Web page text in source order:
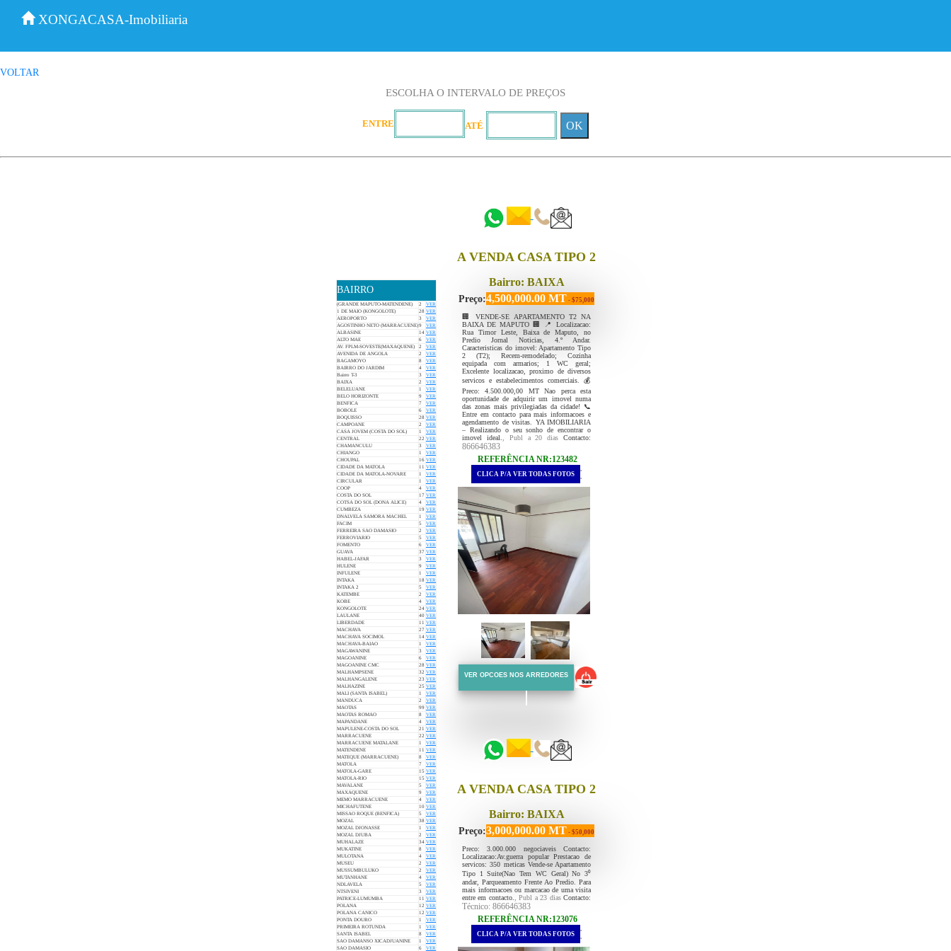
XONGACASA-Imobiliaria
VOLTAR
ESCOLHA O INTERVALO DE PREÇOS
ENTRE ATÉ OK
BAIRRO
(GRANDE MAPUTO-MATENDENE) 2
VER
1 DE MAIO (KONGOLOTE)
28 VER
AEROPORTO
3
VER
AGOSTINHO NETO (MARRACUENE)9
VER
ALBASINE
14 VER
ALTO MAE
6
VER
AV. FPLM-SOVESTE(MAXAQUENE)
2
VER
AVENIDA DE ANGOLA
2
VER
BAGAMOYO
8
VER
BAIRRO DO JARDIM
4
VER
Bairro T-3
3
VER
BAIXA
2
VER
BELELUANE
1
VER
BELO HORIZONTE
9
VER
BENFICA
7
VER
BOBOLE
6
VER
BOQUISSO
28 VER
CAMPOANE
2
VER
CASA JOVEM (COSTA DO SOL)
1
VER
CENTRAL
22 VER
CHAMANCULU
3
VER
CHIANGO
1
VER
CHOUPAL
16 VER
CIDADE DA MATOLA
11 VER
CIDADE DA MATOLA-NOVARE
1
VER
CIRCULAR
1
VER
COOP
4
VER
COSTA DO SOL
17 VER
COTSA DO SOL (DONA ALICE)
4
VER
CUMBEZA
19 VER
DNALVELA SAMORA MACHEL
1
VER
FACIM
5
VER
FERREIRA SAO DAMASIO
2
VER
FERROVIARIO
5
VER
FOMENTO
6
VER
GUAVA
37 VER
HABEL-JAFAR
3
VER
HULENE
9
VER
INFULENE
1
VER
INTAKA
18 VER
INTAKA 2
5
VER
KATEMBE
2
VER
KOBE
4
VER
KONGOLOTE
24 VER
LAULANE
40 VER
LIBERDADE
11 VER
MACHAVA
27 VER
MACHAVA SOCIMOL
14 VER
MACHAVA-BAIAO
1
VER
MAGAWANINE
3
VER
MAGOANINE
6
VER
MAGOANINE CMC
28 VER
MALHAMPSENE
32 VER
MALHANGALENE
23 VER
MALHAZINE
25 VER
MALI (SANTA ISABEL)
1
VER
MANDUCA
2
VER
MAOTAS
99 VER
MAOTAS ROMAO
8
VER
MAPANDANE
4
VER
MAPULENE-COSTA DO SOL
21 VER
MARRACUENE
22 VER
MARRACUENE MATALANE
1
VER
MATENDENE
11 VER
MATEQUE (MARRACUENE)
8
VER
MATOLA
7
VER
MATOLA-GARE
15 VER
MATOLA-RIO
15 VER
MAVALANE
5
VER
MAXAQUENE
9
VER
MEMO MARRACUENE
4
VER
MICHAFUTENE
10 VER
MISSAO ROQUE (BENFICA)
5
VER
MOZAL
38 VER
MOZAL DJONASSE
1
VER
MOZAL DJUBA
2
VER
MUHALAZE
34 VER
MUKATINE
8
VER
MULOTANA
4
VER
MUSEU
2
VER
MUSSUMBULUKO
2
VER
MUTANHANE
4
VER
NDLAVELA
5
VER
NTSIVENI
3
VER
PATRICE-LUMUMBA
11 VER
POLANA
12 VER
POLANA CANICO
12 VER
PONTA DOURO
1
VER
PRIMEIRA ROTUNDA
1
VER
SANTA ISABEL
8
VER
SAO DAMANSO XICADJUANINE
1
VER
SAO DAMASIO
6 VER
A VENDA CASA TIPO 2
Bairro: BAIXA
Preço:4,500,000.00 MT - $75,000
🏢 VENDE-SE APARTAMENTO T2 NA
BAIXA DE MAPUTO 🏢 📍 Localizacao:
Rua Timor Leste, Baixa de Maputo, no
Predio Jornal Noticias, 4.º Andar.
Caracteristicas do imovel: Apartamento Tipo
2 (T2); Recem-remodelado; Cozinha
equipada com armarios; 1 WC geral;
Excelente localizacao, proximo de diversos
servicos e estabelecimentos comerciais. 💰
Preco: 4.500.000,00 MT Nao perca esta
oportunidade de adquirir um imovel numa
das zonas mais privilegiadas da cidade! 📞
Entre em contacto para mais informacoes e
agendamento de visitas. YA IMOBILIARIA
– Realizando o seu sonho de encontrar o
imovel ideal.
, Publ a 20 dias Contacto:
866646383
REFERÊNCIA NR:123482
.
CLICA P/A VER TODAS FOTOS .
VER OPCOES NOS ARREDORES
A VENDA CASA TIPO 2
Bairro: BAIXA
Preço:3,000,000.00 MT - $50,000
Preco: 3.000.000 negociaveis Contacto:
Localizacao:Av.guerra popular Prestacao de
servicos: 350 meticas Vende-se Apartamento
Tipo 1 Suite(Nao Tem WC Geral) No 3⁰
andar, Parqueamento Frente Ao Predio. Para
mais informacoes ou marcacao de uma visita
entre em contacto.
, Publ a 23 diasContacto:
Técnico: 866646383
REFERÊNCIA NR:123076
.
CLICA P/A VER TODAS FOTOS .